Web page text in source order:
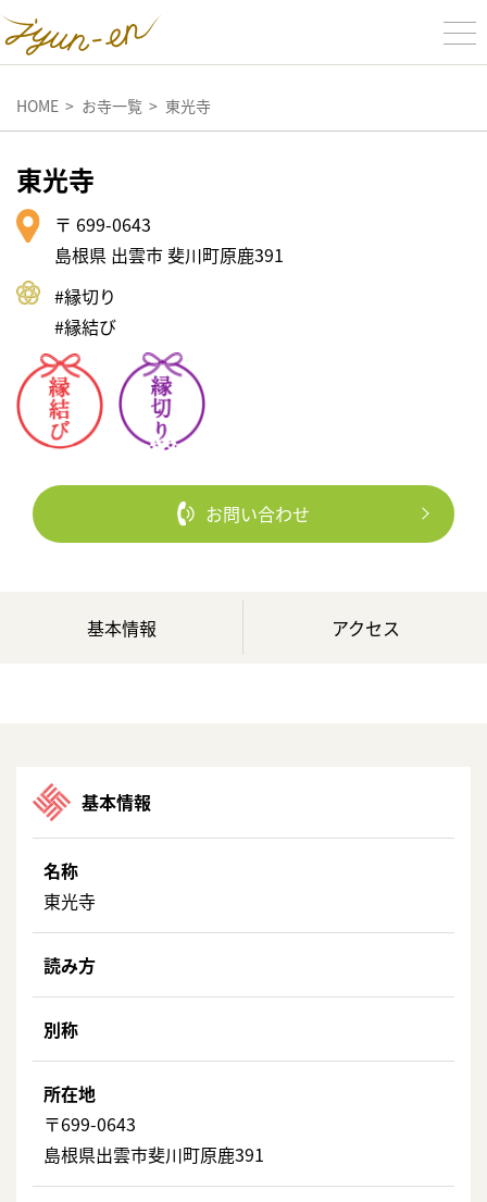
HOME お寺一覧 東光寺
東光寺
〒 699-0643
島根県 出雲市 斐川町原鹿391
#縁切り
#縁結び
お問い合わせ
基本情報 アクセス
基本情報
名称
東光寺
読み方
別称
所在地
〒699-0643
島根県出雲市斐川町原鹿391